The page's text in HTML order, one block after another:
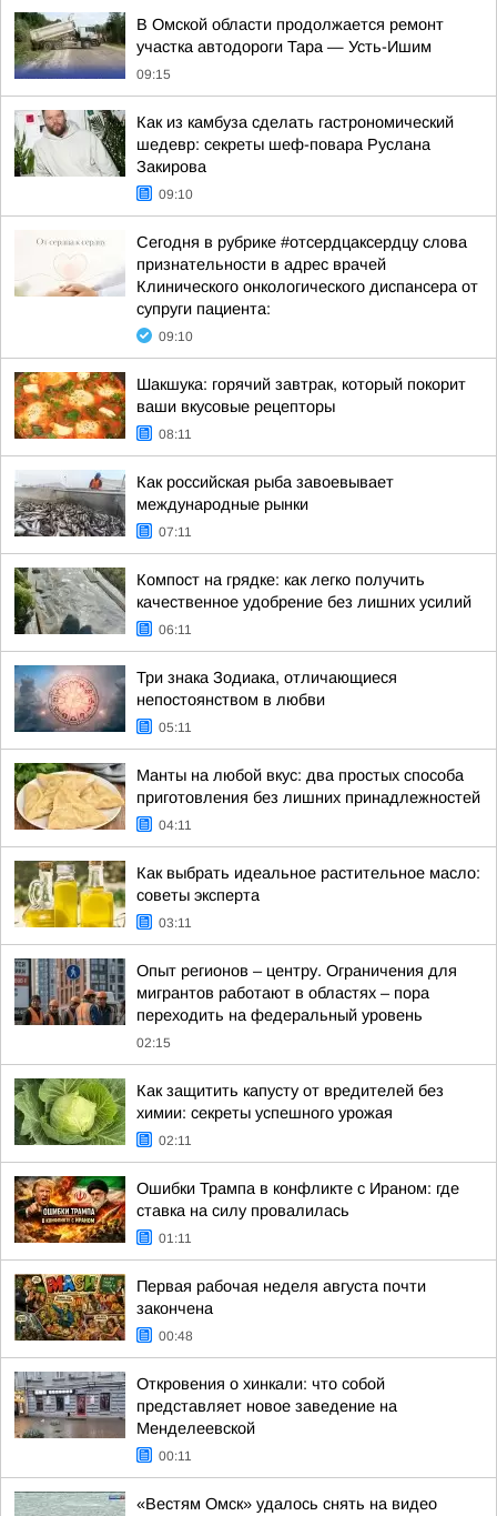
В Омской области продолжается ремонт
участка автодороги Тара — Усть-Ишим
09:15
Как из камбуза сделать гастрономический
шедевр: секреты шеф-повара Руслана
Закирова
09:10
Сегодня в рубрике #отсердцаксердцу слова
признательности в адрес врачей
Клинического онкологического диспансера от
супруги пациента:
09:10
Шакшука: горячий завтрак, который покорит
ваши вкусовые рецепторы
08:11
Как российская рыба завоевывает
международные рынки
07:11
Компост на грядке: как легко получить
качественное удобрение без лишних усилий
06:11
Три знака Зодиака, отличающиеся
непостоянством в любви
05:11
Манты на любой вкус: два простых способа
приготовления без лишних принадлежностей
04:11
Как выбрать идеальное растительное масло:
советы эксперта
03:11
Опыт регионов – центру. Ограничения для
мигрантов работают в областях – пора
переходить на федеральный уровень
02:15
Как защитить капусту от вредителей без
химии: секреты успешного урожая
02:11
Ошибки Трампа в конфликте с Ираном: где
ставка на силу провалилась
01:11
Первая рабочая неделя августа почти
закончена
00:48
Откровения о хинкали: что собой
представляет новое заведение на
Менделеевской
00:11
«Вестям Омск» удалось снять на видео